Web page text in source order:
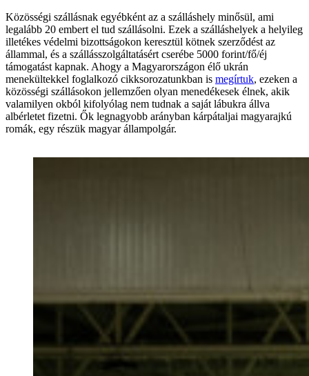
Közösségi szállásnak egyébként az a szálláshely minősül, ami
legalább 20 embert el tud szállásolni. Ezek a szálláshelyek a helyileg
illetékes védelmi bizottságokon keresztül kötnek szerződést az
állammal, és a szállásszolgáltatásért cserébe 5000 forint/fő/éj
támogatást kapnak. Ahogy a Magyarországon élő ukrán
menekültekkel foglalkozó cikksorozatunkban is megírtuk, ezeken a
közösségi szállásokon jellemzően olyan menedékesek élnek, akik
valamilyen okból kifolyólag nem tudnak a saját lábukra állva
albérletet fizetni. Ők legnagyobb arányban kárpátaljai magyarajkú
romák, egy részük magyar állampolgár.